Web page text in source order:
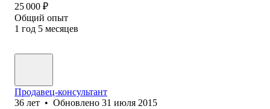
25 000 ₽
Общий опыт
1 год 5 месяцев
Продавец-консультант
36 лет • Обновлено 31 июля 2015